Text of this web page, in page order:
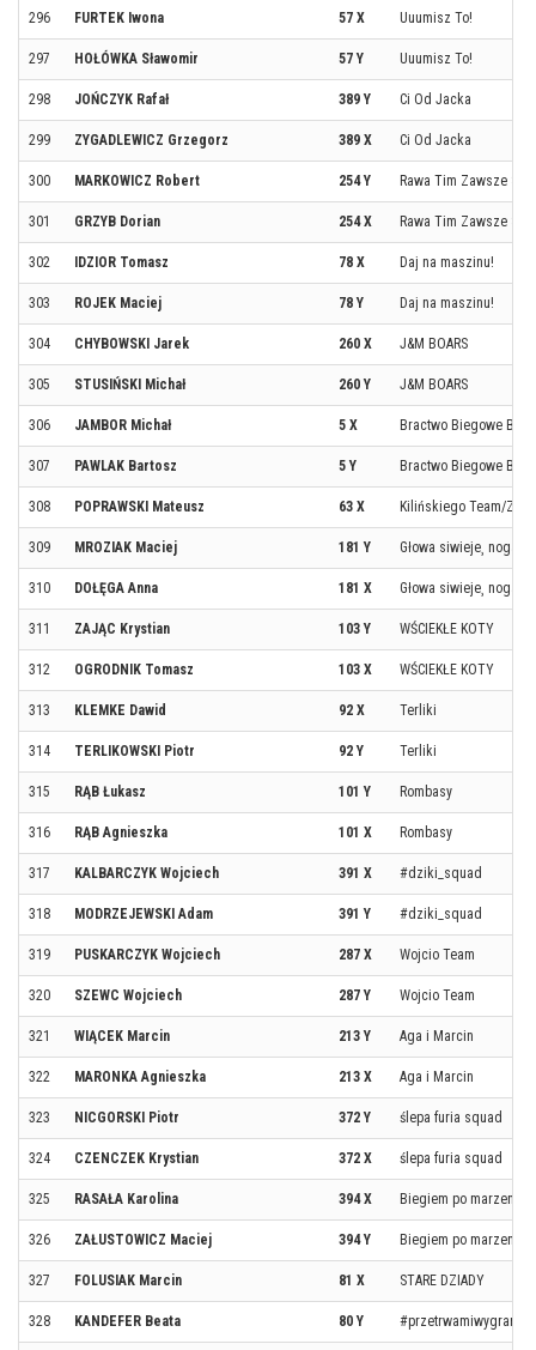
296 FURTEK Iwona 57 X Uuumisz To!
297 HOŁÓWKA Sławomir 57 Y Uuumisz To!
298 JOŃCZYK Rafał 389 Y Ci Od Jacka
299 ZYGADLEWICZ Grzegorz 389 X Ci Od Jacka
300 MARKOWICZ Robert 254 Y Rawa Tim Zawsze Slim
301 GRZYB Dorian 254 X Rawa Tim Zawsze Slim
302 IDZIOR Tomasz 78 X Daj na maszinu!
303 ROJEK Maciej 78 Y Daj na maszinu!
304 CHYBOWSKI Jarek 260 X J&M BOARS
305 STUSIŃSKI Michał 260 Y J&M BOARS
306 JAMBOR Michał 5 X Bractwo Biegowe
307 PAWLAK Bartosz 5 Y Bractwo Biegowe
308 POPRAWSKI Mateusz 63 X Kilińskiego Team/
309 MROZIAK Maciej 181 Y Głowa siwieje¸ noga
310 DOŁĘGA Anna 181 X Głowa siwieje¸ noga
311 ZAJĄC Krystian 103 Y WŚCIEKŁE KOTY
312 OGRODNIK Tomasz 103 X WŚCIEKŁE KOTY
313 KLEMKE Dawid 92 X Terliki
314 TERLIKOWSKI Piotr 92 Y Terliki
315 RĄB Łukasz 101 Y Rombasy
316 RĄB Agnieszka 101 X Rombasy
317 KALBARCZYK Wojciech 391 X #dziki_squad
318 MODRZEJEWSKI Adam 391 Y #dziki_squad
319 PUSKARCZYK Wojciech 287 X Wojcio Team
320 SZEWC Wojciech 287 Y Wojcio Team
321 WIĄCEK Marcin 213 Y Aga i Marcin
322 MARONKA Agnieszka 213 X Aga i Marcin
323 NICGORSKI Piotr 372 Y ślepa furia squad
324 CZENCZEK Krystian 372 X ślepa furia squad
325 RASAŁA Karolina 394 X Biegiem po marzenia
326 ZAŁUSTOWICZ Maciej 394 Y Biegiem po marzenia
327 FOLUSIAK Marcin 81 X STARE DZIADY
328 KANDEFER Beata 80 Y #przetrwamiwygram